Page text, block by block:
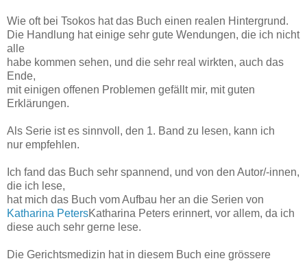
Wie oft bei Tsokos hat das Buch einen realen Hintergrund.
Die Handlung hat einige sehr gute Wendungen, die ich nicht
alle
habe kommen sehen, und die sehr real wirkten, auch das
Ende,
mit einigen offenen Problemen gefällt mir, mit guten
Erklärungen.
Als Serie ist es sinnvoll, den 1. Band zu lesen, kann ich
nur empfehlen.
Ich fand das Buch sehr spannend, und von den Autor/-innen,
die ich lese,
hat mich das Buch vom Aufbau her an die Serien von
Katharina PetersKatharina Peters erinnert, vor allem, da ich
diese auch sehr gerne lese.
Die Gerichtsmedizin hat in diesem Buch eine grössere